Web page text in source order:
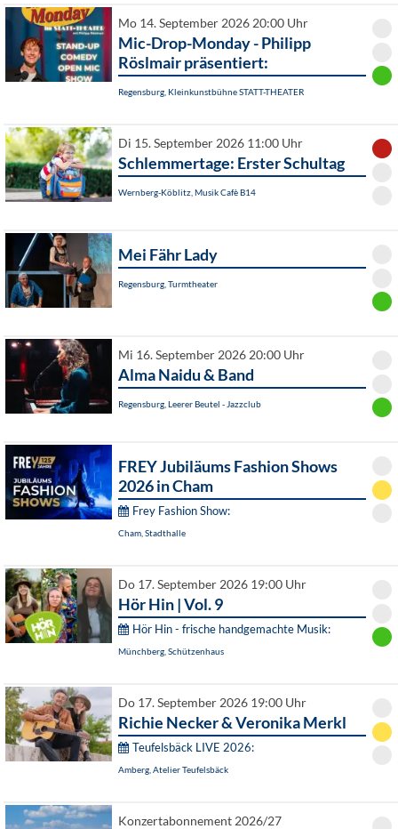
Mo 14. September 2026 20:00 Uhr
Mic-Drop-Monday - Philipp
Röslmair präsentiert:
Regensburg, Kleinkunstbühne STATT-THEATER
Di 15. September 2026 11:00 Uhr
Schlemmertage: Erster Schultag
Wernberg-Köblitz, Musik Cafè B14
Mei Fähr Lady
Regensburg, Turmtheater
Mi 16. September 2026 20:00 Uhr
Alma Naidu & Band
Regensburg, Leerer Beutel - Jazzclub
FREY Jubiläums Fashion Shows
2026 in Cham
Frey Fashion Show:
Cham, Stadthalle
Do 17. September 2026 19:00 Uhr
Hör Hin | Vol. 9
Hör Hin - frische handgemachte Musik:
Münchberg, Schützenhaus
Do 17. September 2026 19:00 Uhr
Richie Necker & Veronika Merkl
Teufelsbäck LIVE 2026:
Amberg, Atelier Teufelsbäck
Konzertabonnement 2026/27